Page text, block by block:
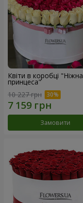
Квіти в коробці "Ніжна
принцеса"
10 227 грн
Замовити